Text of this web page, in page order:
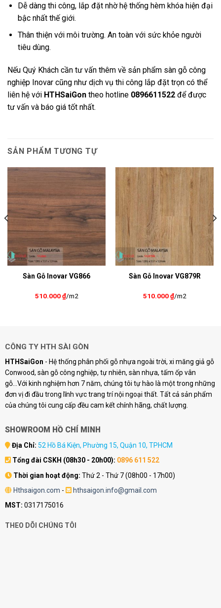
Dễ dàng thi công, lắp đặt nhờ hệ thống hèm khóa hiện đại
bậc nhất thế giới.
Thân thiện với môi trường. An toàn với sức khỏe người
tiêu dùng.
Nếu Quý Khách cần tư vấn thêm về sản phẩm sàn gỗ công
nghiệp Inovar cũng như dịch vụ thi công lắp đặt trọn có thể
liên hệ với HTHSaiGon theo hotline 0896611522 để được
tư vấn và báo giá tốt nhất.
SẢN PHẨM TƯƠNG TỰ
Sàn Gỗ Inovar VG866
510.000₫/m2
Sàn Gỗ Inovar VG879R
510.000₫/m2
CÔNG TY HTH SÀI GÒN
HTHSaiGon - Hệ thống phân phối gỗ nhựa ngoài trời, xi măng giả gỗ
Conwood, sàn gỗ công nghiệp, tự nhiên, sàn nhựa, tấm ốp vân
gỗ...Với kinh nghiệm hơn 7 năm, chúng tôi tự hào là một trong những
đơn vị đi đầu trong lĩnh vực trang trí nội ngoại thất. Tất cả sản phẩm
của chúng tôi cung cấp đều cam kết chính hãng, chất lượng.
SHOWROOM HỒ CHÍ MINH
Địa Chỉ: 52 Hồ Bá Kiện, Phường 15, Quận 10, TPHCM
Tổng đài CSKH (08h30 - 20h00): 0896 611 522
Thời gian hoạt động: Thứ 2 - Thứ 7 (08h00 - 17h00)
Hthsaigon.com -
hthsaigon.info@gmail.com
MST: 0317175016
THEO DÕI CHÚNG TÔI